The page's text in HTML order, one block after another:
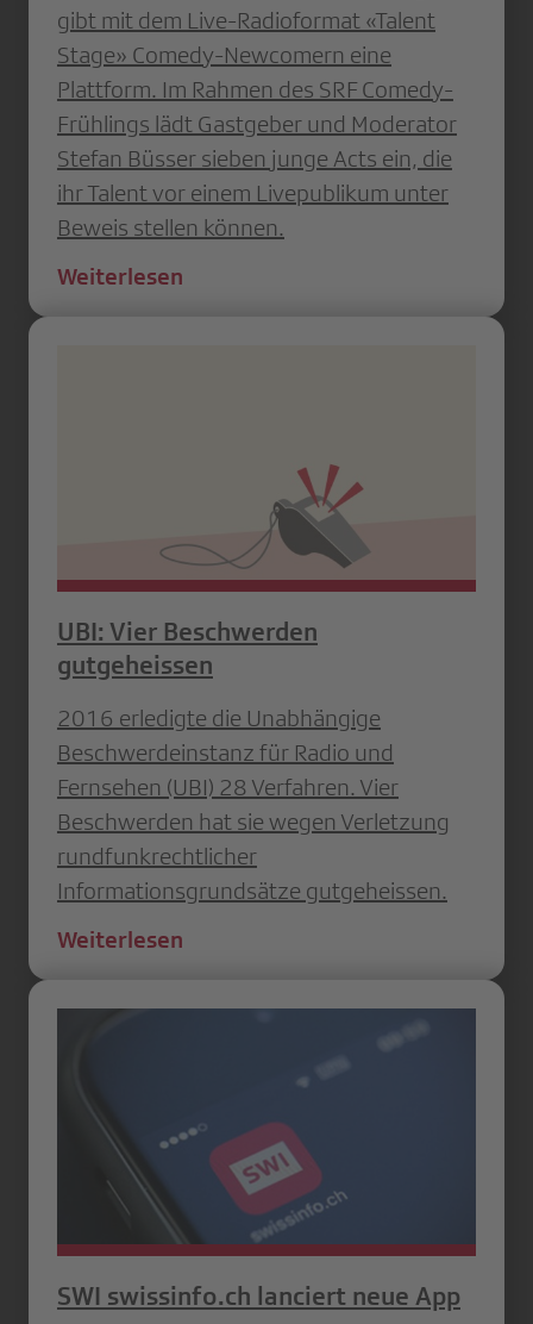
gibt mit dem Live-Radioformat «Talent
Stage» Comedy-Newcomern eine
Plattform. Im Rahmen des SRF Comedy-
Frühlings lädt Gastgeber und Moderator
Stefan Büsser sieben junge Acts ein, die
ihr Talent vor einem Livepublikum unter
Beweis stellen können.
Weiterlesen
UBI: Vier Beschwerden
gutgeheissen
2016 erledigte die Unabhängige
Beschwerdeinstanz für Radio und
Fernsehen (UBI) 28 Verfahren. Vier
Beschwerden hat sie wegen Verletzung
rundfunkrechtlicher
Informationsgrundsätze gutgeheissen.
Weiterlesen
SWI swissinfo.ch lanciert neue App